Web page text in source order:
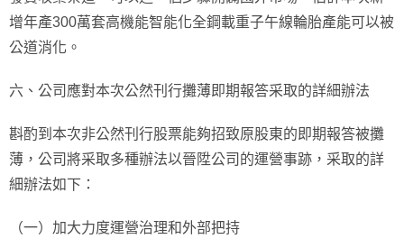
增年產300萬套高機能智能化全鋼載重子午線輪胎產能可以被
公道消化。
六、公司應對本次公然刊行攤薄即期報答采取的詳細辦法
斟酌到本次非公然刊行股票能夠招致原股東的即期報答被攤
薄，公司將采取多種辦法以晉陞公司的運營事跡，采取的詳
細辦法如下：
（一）加大力度運營治理和外部把持